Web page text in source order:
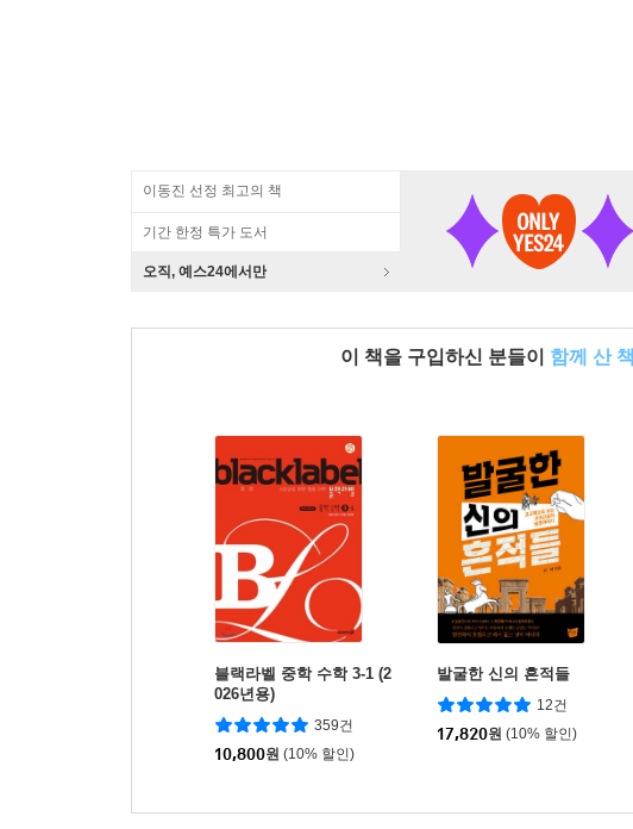
이동진 선정 최고의 책
기간 한정 특가 도서
오직, 예스24에서만
이 책을 구입하신 분들이 함께 산 책
블랙라벨 중학 수학 3-1 (2
026년용)
359건
10,800원 (10% 할인)
발굴한 신의 흔적들
12건
17,820원 (10% 할인)